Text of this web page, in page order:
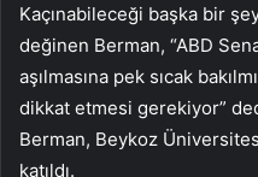
Kaçınabileceği başka bir
değinen Berman, “ABD
aşılmasına pek sıcak
dikkat etmesi gerekiyor”
Berman, Beykoz
katıldı.